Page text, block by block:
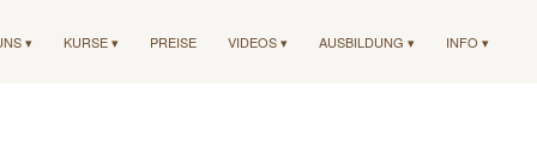
▾ KURSE ▾ PREISE VIDEOS ▾ AUSBILDUNG ▾ INFO ▾